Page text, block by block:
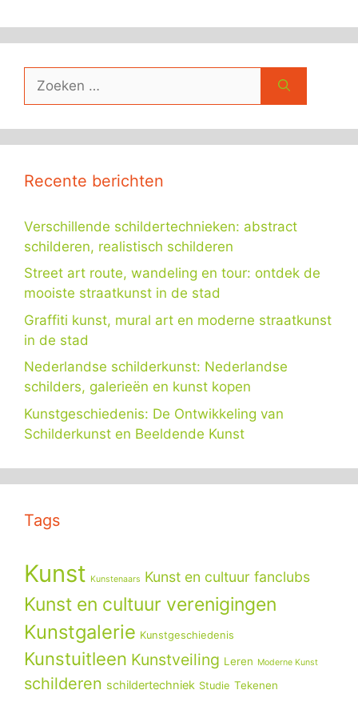
naar:
Recente berichten
Verschillende schildertechnieken: abstract
schilderen, realistisch schilderen
Street art route, wandeling en tour: ontdek de
mooiste straatkunst in de stad
Graffiti kunst, mural art en moderne straatkunst
in de stad
Nederlandse schilderkunst: Nederlandse
schilders, galerieën en kunst kopen
Kunstgeschiedenis: De Ontwikkeling van
Schilderkunst en Beeldende Kunst
Tags
Kunst Kunstenaars Kunst en cultuur fanclubs
Kunst en cultuur verenigingen
Kunstgalerie Kunstgeschiedenis
Kunstuitleen Kunstveiling Leren Moderne Kunst
schilderen schildertechniek Studie Tekenen